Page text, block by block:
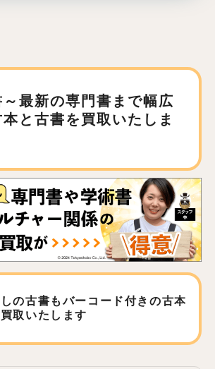
最新の専門書まで幅広
と古書を買取いたしま
の古書もバーコード付きの古本
取いたします